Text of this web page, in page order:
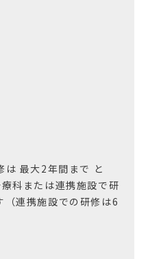
は 最大2年間まで と
科または連携施設で研
（連携施設での研修は6